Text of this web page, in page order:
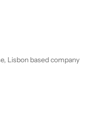
Lisbon based company